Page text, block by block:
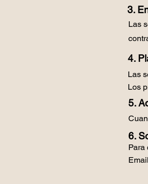
3.
Las
4.
Las
Los
5.
6.
Para